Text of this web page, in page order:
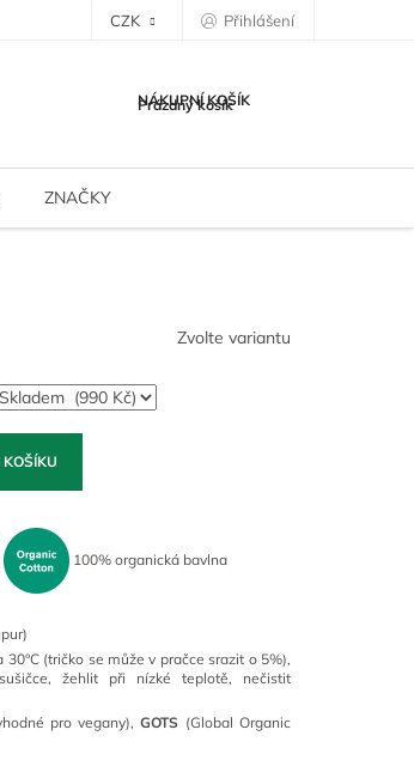
CZK Přihlášení
NÁKUPNÍ KOŠÍK
Prázdný košík
ZNAČKY
Zvolte variantu
KOŠÍKU
100% organická bavlna
30°C (tričko se může v pračce srazit o 5%),
žehlit při nízké teplotě, nečistit
pro vegany),GOTS (Global Organic